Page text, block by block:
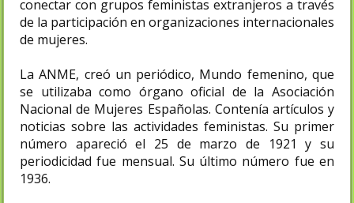
conectar con grupos feministas extranjeros a través
de la participación en organizaciones internacionales
de mujeres.
La ANME, creó un periódico, Mundo femenino, que
se utilizaba como órgano oficial de la Asociación
Nacional de Mujeres Españolas. Contenía artículos y
noticias sobre las actividades feministas. Su primer
número apareció el 25 de marzo de 1921 y su
periodicidad fue mensual. Su último número fue en
1936.